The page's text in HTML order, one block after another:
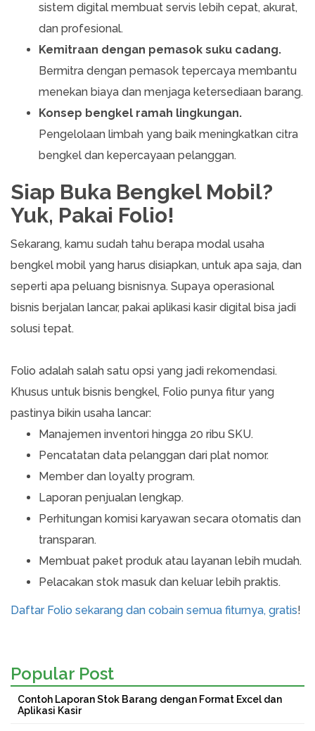
sistem digital membuat servis lebih cepat, akurat,
dan profesional.
Kemitraan dengan pemasok suku cadang.
Bermitra dengan pemasok tepercaya membantu
menekan biaya dan menjaga ketersediaan barang.
Konsep bengkel ramah lingkungan.
Pengelolaan limbah yang baik meningkatkan citra
bengkel dan kepercayaan pelanggan.
Siap Buka Bengkel Mobil?
Yuk, Pakai Folio!
Sekarang, kamu sudah tahu berapa modal usaha
bengkel mobil yang harus disiapkan, untuk apa saja, dan
seperti apa peluang bisnisnya. Supaya operasional
bisnis berjalan lancar, pakai aplikasi kasir digital bisa jadi
solusi tepat.
Folio adalah salah satu opsi yang jadi rekomendasi.
Khusus untuk bisnis bengkel, Folio punya fitur yang
pastinya bikin usaha lancar:
Manajemen inventori hingga 20 ribu SKU.
Pencatatan data pelanggan dari plat nomor.
Member dan loyalty program.
Laporan penjualan lengkap.
Perhitungan komisi karyawan secara otomatis dan
transparan.
Membuat paket produk atau layanan lebih mudah.
Pelacakan stok masuk dan keluar lebih praktis.
Daftar Folio sekarang dan cobain semua fiturnya, gratis!
Popular Post
Contoh Laporan Stok Barang dengan Format Excel dan
Aplikasi Kasir